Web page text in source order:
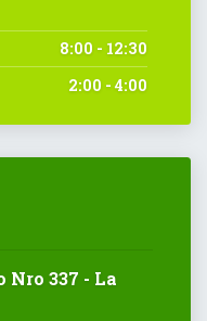
8:00 - 12:30
2:00 - 4:00
Nro 337 - La